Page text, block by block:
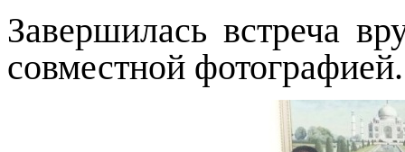
Завершилась встреча
совместной фотографией.